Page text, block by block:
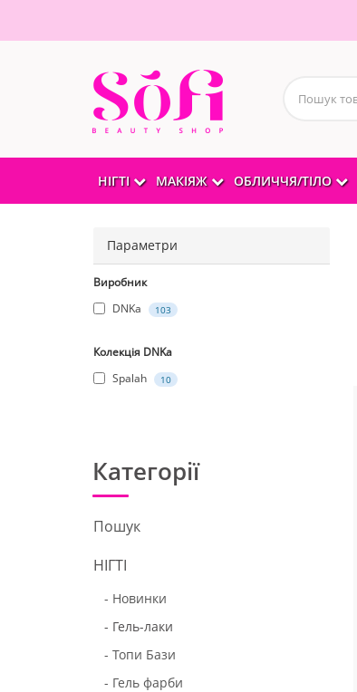
НІГТІ МАКІЯЖ ОБЛИЧЧЯ/ТІЛО
Параметри
Виробник
DNKa
103
Колекція DNKa
Spalah
10
Категорії
Пошук
НІГТІ
- Новинки
- Гель-лаки
- Топи Бази
- Гель фарби